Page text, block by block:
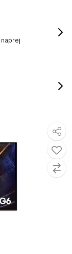
naprej